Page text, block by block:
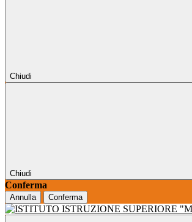
Chiudi
Chiudi
Conferma
Annulla Conferma